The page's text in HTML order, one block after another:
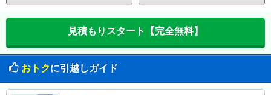
おトクに引越しガイド